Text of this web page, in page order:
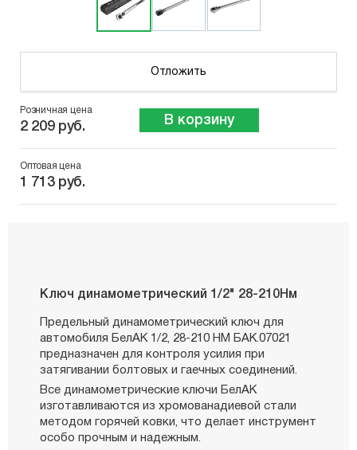
Отложить
Розничная цена
2 209 руб. В корзину
Оптовая цена
1 713 руб.
Ключ динамометрический 1/2" 28-210Нм
Предельный динамометрический ключ для
автомобиля БелАК 1/2, 28-210 НM БАК.07021
предназначен для контроля усилия при
затягивании болтовых и гаечных соединений.
Все динамометрические ключи БелАК
изготавливаются из хромованадиевой стали
методом горячей ковки, что делает инструмент
особо прочным и надежным.